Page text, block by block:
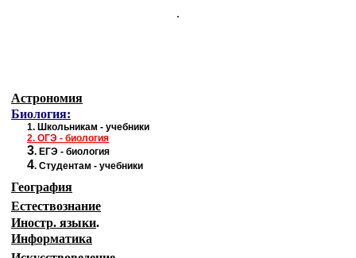
.
Астрономия
Биология:
1. Школьникам - учебники
2. ОГЭ - биология
3. ЕГЭ - биология
4. Студентам - учебники
География
Естествознание
Иностр. языки.
Информатика